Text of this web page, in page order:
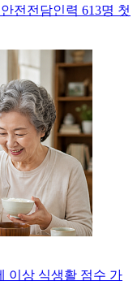
전전담인력 613명 첫
이상 식생활 점수 가